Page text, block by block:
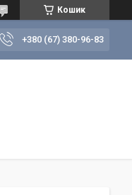
Кошик
+380 (67) 380-96-83